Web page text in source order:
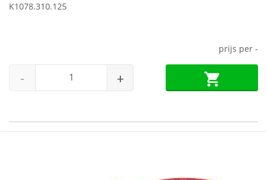
K1078.310.125
prijs per -
- +